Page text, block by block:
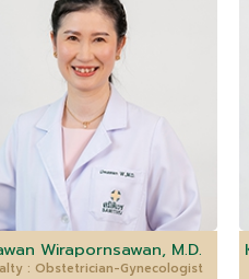
Wirapornsawan, M.D.
: Obstetrician-Gynecologist